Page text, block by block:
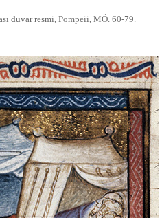
duvar resmi, Pompeii, MÖ. 60-79.